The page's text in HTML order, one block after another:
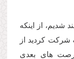
شدیم، از اینكه
شركت كردید از
هاى بعدى